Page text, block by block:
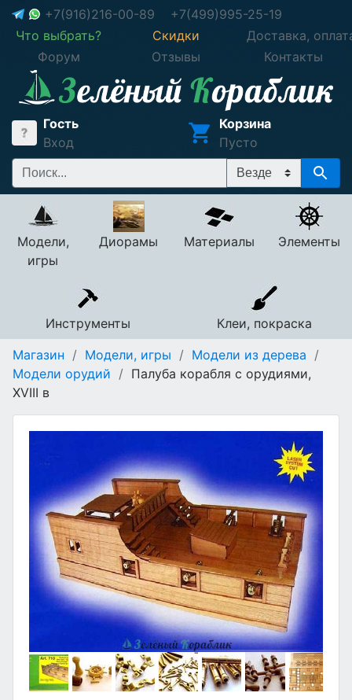
+7(916)216-00-89
+7(499)995-25-19
Что выбрать?
Скидки
Доставка,
Форум
Отзывы Контакты
Гость
Вход
Корзина
Пусто
Модели,
игры
Диорамы Материалы Элементы
Инструменты
Клеи, покраска
Магазин / Модели, игры / Модели из дерева /
Модели орудий / Палуба корабля с орудиями,
XVIII в